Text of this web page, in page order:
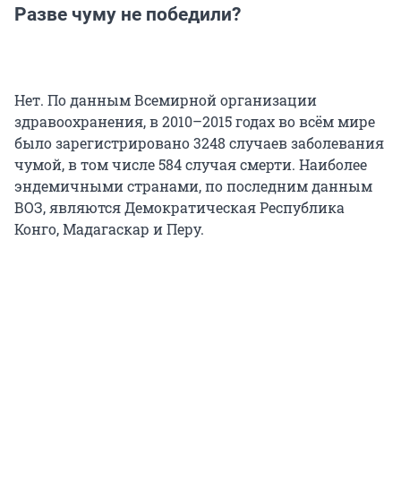
Разве чуму не победили?
Нет. По данным Всемирной организации
здравоохранения, в 2010–2015 годах во всём мире
было зарегистрировано 3248 случаев заболевания
чумой, в том числе 584 случая смерти. Наиболее
эндемичными странами, по последним данным
ВОЗ, являются Демократическая Республика
Конго, Мадагаскар и Перу.